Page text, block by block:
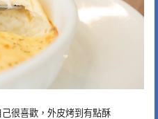
己很喜歡，外皮烤到有點酥